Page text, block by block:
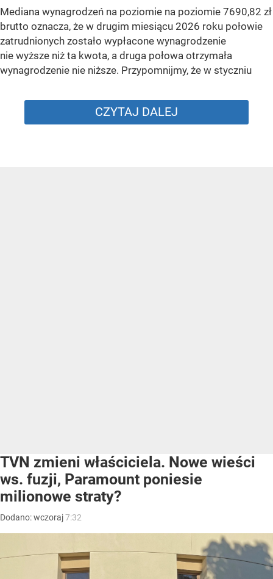
Mediana wynagrodzeń na poziomie na poziomie 7690,82 zł
brutto oznacza, że w drugim miesiącu 2026 roku połowie
zatrudnionych zostało wypłacone wynagrodzenie
nie wyższe niż ta kwota, a druga połowa otrzymała
wynagrodzenie nie niższe. Przypomnijmy, że w styczniu
CZYTAJ DALEJ
TVN zmieni właściciela. Nowe wieści
ws. fuzji, Paramount poniesie
milionowe straty?
Dodano:wczoraj7:32